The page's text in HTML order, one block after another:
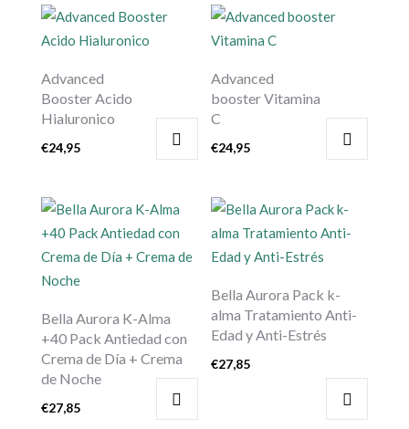
Advanced
Booster Acido
Hialuronico
€24,95
Advanced
booster Vitamina
C
€24,95
Bella Aurora K-Alma
+40 Pack Antiedad con
Crema de Día + Crema
de Noche
€27,85
Bella Aurora Pack k-
alma Tratamiento Anti-
Edad y Anti-Estrés
€27,85